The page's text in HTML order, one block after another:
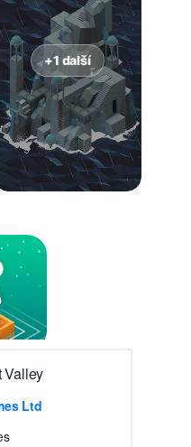
+1 další
Valley
Ltd